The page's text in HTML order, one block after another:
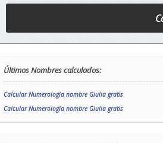
Últimos Nombres calculados:
Calcular Numerología nombre Giulia gratis
Calcular Numerología nombre Giulia gratis